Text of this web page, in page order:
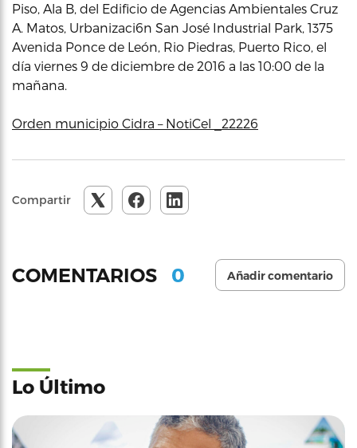
Piso, Ala B, del Edificio de Agencias Ambientales Cruz
A. Matos, Urbanizaci6n San José Industrial Park, 1375
Avenida Ponce de León, Rio Piedras, Puerto Rico, el
día viernes 9 de diciembre de 2016 a las 10:00 de la
mañana.
Orden municipio Cidra – NotiCel _22226
Compartir
COMENTARIOS 0 Añadir comentario
Lo Último